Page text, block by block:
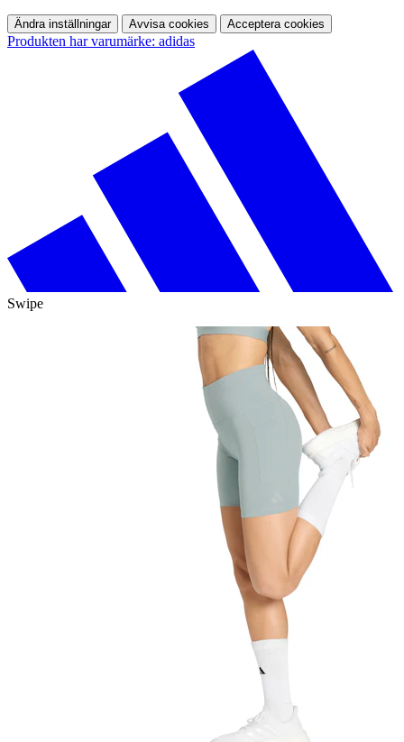
Ändra inställningar Avvisa cookies Acceptera cookies
Produkten har varumärke: adidas
Swipe